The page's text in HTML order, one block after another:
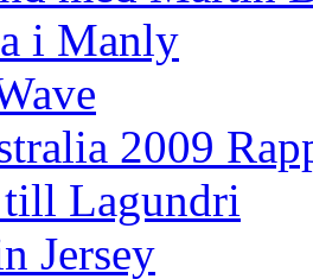
i Manly
2009
Lagundri
Jersey